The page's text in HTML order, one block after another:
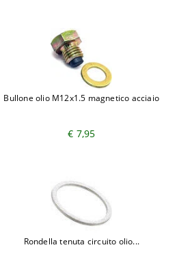
Bullone olio M12x1.5 magnetico acciaio
€ 7,95
Ron­della tenuta cir­cuito o­lio...